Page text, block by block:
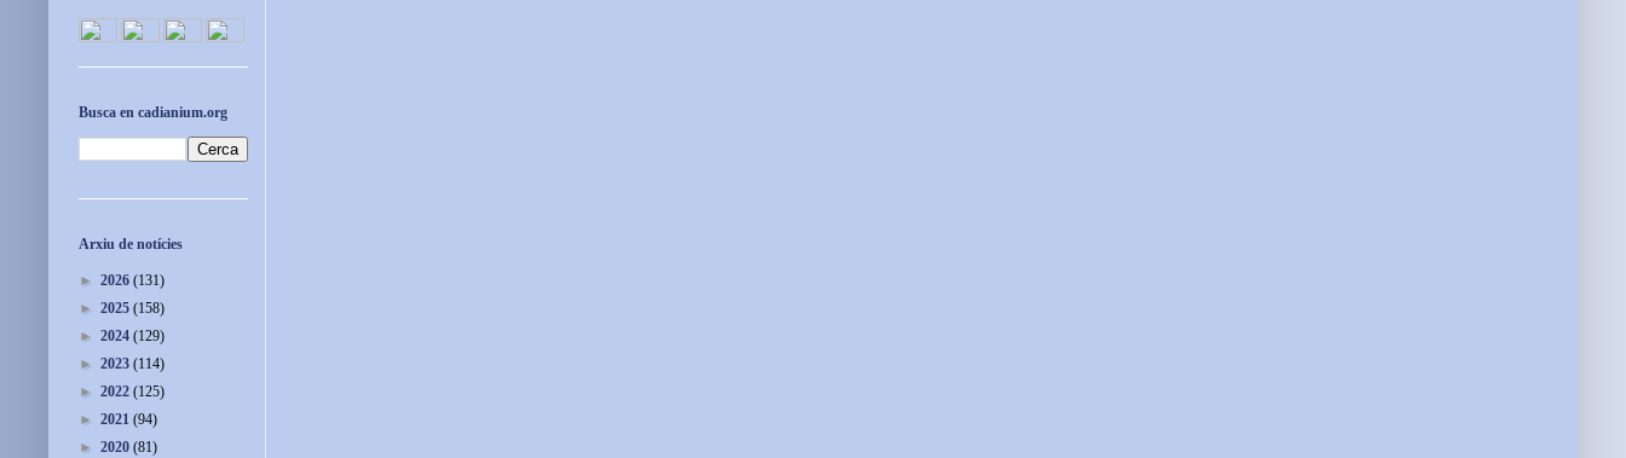
Busca en cadianium.org
Arxiu de notícies
► 2026 (131)
► 2025 (158)
► 2024 (129)
► 2023 (114)
► 2022 (125)
► 2021 (94)
► 2020 (81)